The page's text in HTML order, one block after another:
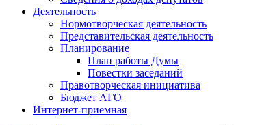
Деятельность
Нормотворческая деятельность
Представительская деятельность
Планирование
План работы Думы
Повестки заседаний
Правотворческая инициатива
Бюджет АГО
Интернет-приемная